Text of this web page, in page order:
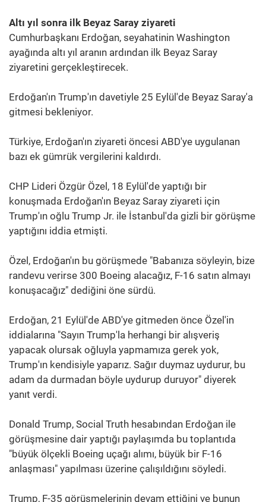
Altı yıl sonra ilk Beyaz Saray ziyareti
Cumhurbaşkanı Erdoğan, seyahatinin Washington
ayağında altı yıl aranın ardından ilk Beyaz Saray
ziyaretini gerçekleştirecek.
Erdoğan'ın Trump'ın davetiyle 25 Eylül'de Beyaz Saray'a
gitmesi bekleniyor.
Türkiye, Erdoğan'ın ziyareti öncesi ABD'ye uygulanan
bazı ek gümrük vergilerini kaldırdı.
CHP Lideri Özgür Özel, 18 Eylül'de yaptığı bir
konuşmada Erdoğan'ın Beyaz Saray ziyareti için
Trump'ın oğlu Trump Jr. ile İstanbul'da gizli bir görüşme
yaptığını iddia etmişti.
Özel, Erdoğan'ın bu görüşmede "Babanıza söyleyin, bize
randevu verirse 300 Boeing alacağız, F-16 satın almayı
konuşacağız" dediğini öne sürdü.
Erdoğan, 21 Eylül'de ABD'ye gitmeden önce Özel'in
iddialarına "Sayın Trump'la herhangi bir alışveriş
yapacak olursak oğluyla yapmamıza gerek yok,
Trump'ın kendisiyle yaparız. Sağır duymaz uydurur, bu
adam da durmadan böyle uydurup duruyor" diyerek
yanıt verdi.
Donald Trump, Social Truth hesabından Erdoğan ile
görüşmesine dair yaptığı paylaşımda bu toplantıda
"büyük ölçekli Boeing uçağı alımı, büyük bir F-16
anlaşması" yapılması üzerine çalışıldığını söyledi.
Trump, F-35 görüşmelerinin devam ettiğini ve bunun